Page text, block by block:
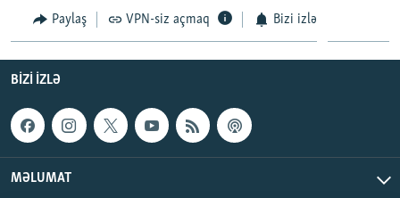
Paylaş VPN-siz açmaq Bizi izlə
BIZI IZLƏ
MƏLUMAT